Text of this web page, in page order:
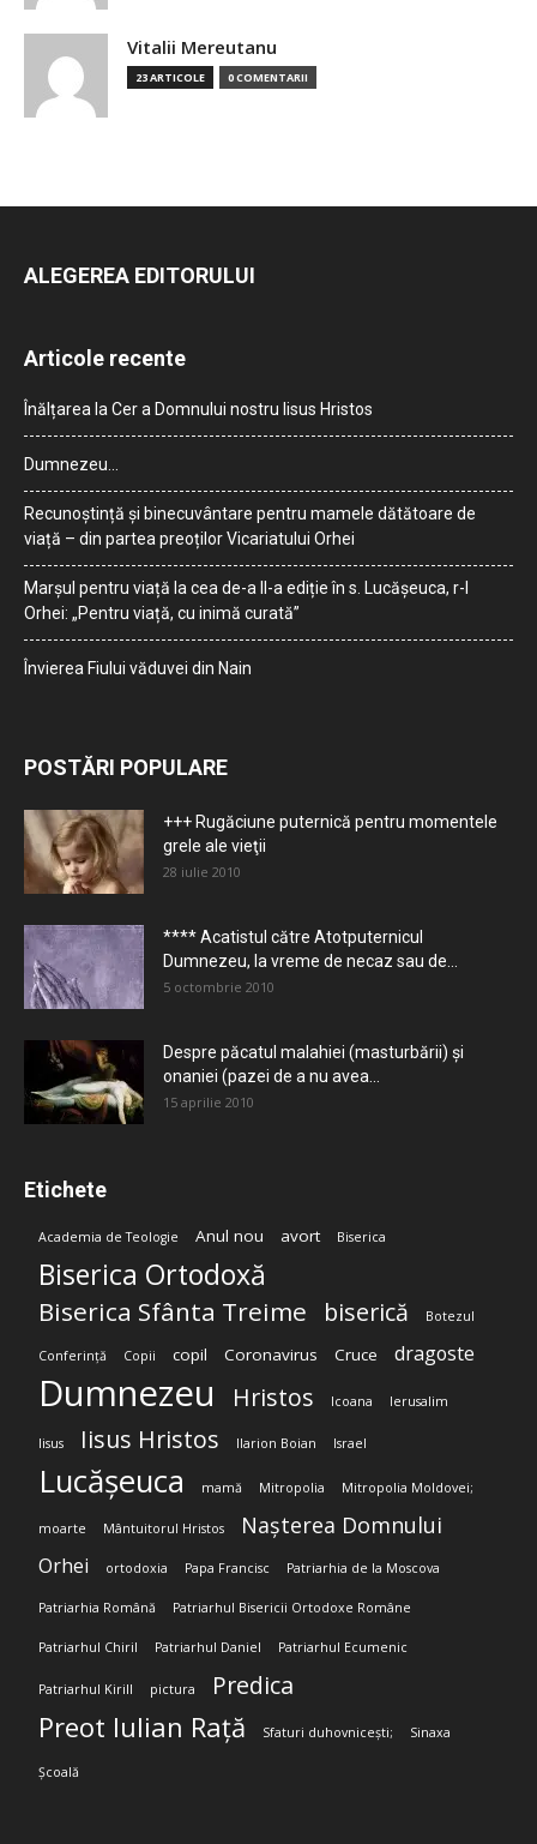
Vitalii Mereutanu
23 ARTICOLE 0 COMENTARII
ALEGEREA EDITORULUI
Articole recente
Înălțarea la Cer a Domnului nostru Iisus Hristos
Dumnezeu…
Recunoștință și binecuvântare pentru mamele dătătoare de
viață – din partea preoților Vicariatului Orhei
Marșul pentru viață la cea de-a II-a ediție în s. Lucășeuca, r-l
Orhei: „Pentru viață, cu inimă curată”
Învierea Fiului văduvei din Nain
POSTĂRI POPULARE
+++ Rugăciune puternică pentru momentele
grele ale vieţii
28 iulie 2010
**** Acatistul către Atotputernicul
Dumnezeu, la vreme de necaz sau de...
5 octombrie 2010
Despre păcatul malahiei (masturbării) şi
onaniei (pazei de a nu avea...
15 aprilie 2010
Etichete
Academia de Teologie Anul nou avort Biserica
Biserica Ortodoxă
Biserica Sfânta Treime biserică Botezul
Conferință Copii copil Coronavirus Cruce dragoste
Dumnezeu Hristos Icoana Ierusalim
Iisus Iisus Hristos Ilarion Boian Israel
Lucășeuca mamă Mitropolia Mitropolia Moldovei;
moarte Mântuitorul Hristos Nașterea Domnului
Orhei ortodoxia Papa Francisc Patriarhia de la Moscova
Patriarhia Română Patriarhul Bisericii Ortodoxe Române
Patriarhul Chiril Patriarhul Daniel Patriarhul Ecumenic
Patriarhul Kirill pictura Predica
Preot Iulian Rață Sfaturi duhovnicești; Sinaxa
Școală